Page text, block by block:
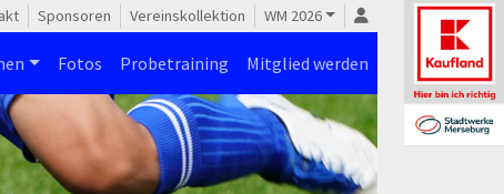
Sponsoren Vereinskollektion WM 2026
Fotos Probetraining Mitglied werden